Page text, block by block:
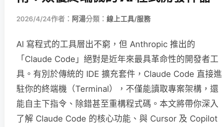
2026/4/24作者： 阿湯分類： 線上工具/服務
AI 寫程式的工具層出不窮，但 Anthropic 推出的
「Claude Code」絕對是近年來最具革命性的開發者工
具。有別於傳統的 IDE 擴充套件，Claude Code 直接進
駐你的終端機（Terminal），不僅能讀取專案架構，還
能自主下指令、除錯甚至重構程式碼。本文將帶你深入
了解 Claude Code 的核心功能、與 Cursor 及 Copilot